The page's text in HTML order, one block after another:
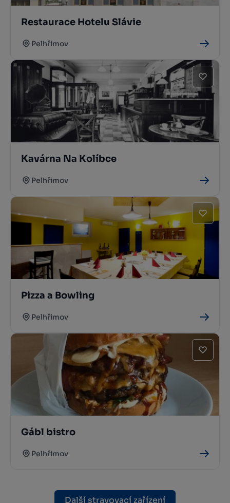
Restaurace Hotelu Slávie
Pelhřimov
Kavárna Na Kolíbce
Pelhřimov
Pizza a Bowling
Pelhřimov
Gábl bistro
Pelhřimov
Další stravovací zařízení